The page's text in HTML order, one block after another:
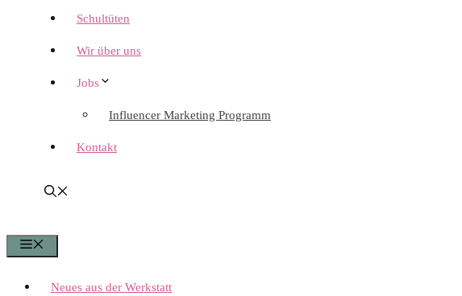
Schultüten
Wir über uns
Jobs
Influencer Marketing Programm
Kontakt
Neues aus der Werkstatt